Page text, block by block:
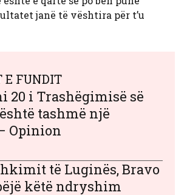
janë të vështira për t’u
FUNDIT
20 i Trashëgimisë së
tashmë një
Opinion
të Luginës, Bravo
këtë ndryshim